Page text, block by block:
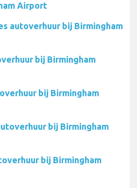
Airport
autoverhuur bij Birmingham
bij Birmingham
bij Birmingham
bij Birmingham
bij Birmingham